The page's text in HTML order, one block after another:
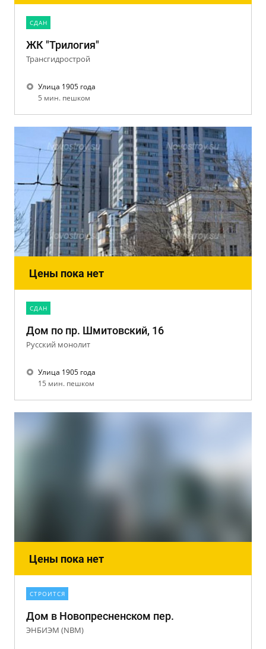
CДАН
ЖК "Трилогия"
Трансгидрострой
Улица 1905 года
5 мин. пешком
Цены пока нет
CДАН
Дом по пр. Шмитовский, 16
Русский монолит
Улица 1905 года
15 мин. пешком
Цены пока нет
СТРОИТСЯ
Дом в Новопресненском пер.
ЭНБИЭМ (NBM)